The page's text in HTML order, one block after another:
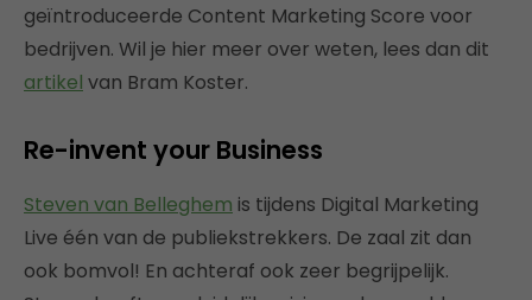
geïntroduceerde Content Marketing Score voor
bedrijven. Wil je hier meer over weten, lees dan dit
artikel van Bram Koster.
Re-invent your Business
Steven van Belleghem is tijdens Digital Marketing
Live één van de publiekstrekkers. De zaal zit dan
ook bomvol! En achteraf ook zeer begrijpelijk.